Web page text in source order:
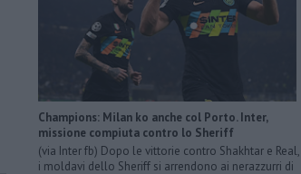
Champions: Milan ko anche col Porto. Inter,
missione compiuta contro lo Sheriff
(via Inter fb) Dopo le vittorie contro Shakhtar e Real,
i moldavi dello Sheriff si arrendono ai nerazzurri di